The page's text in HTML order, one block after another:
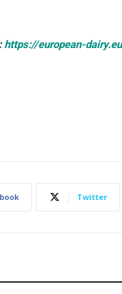
https://european-
Twitter